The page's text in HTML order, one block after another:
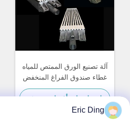
آلة تصنيع الورق الممتص للمياه
غطاء صندوق الفراغ المنخفض
ODM
احصل على أفضل سعر
Eric Ding